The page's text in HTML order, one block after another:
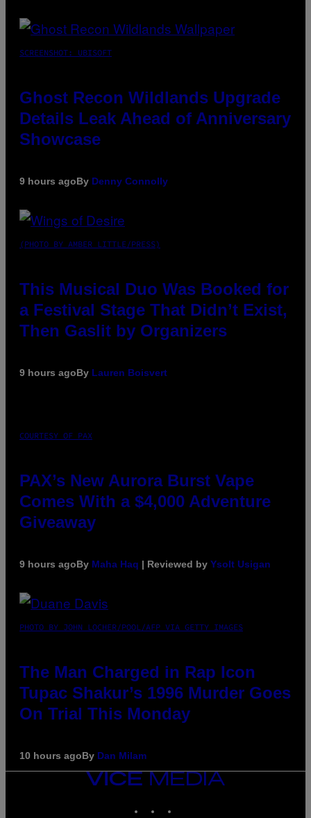
SCREENSHOT: UBISOFT
Ghost Recon Wildlands Upgrade
Details Leak Ahead of Anniversary
Showcase
9 hours agoBy Denny Connolly
(PHOTO BY AMBER LITTLE/PRESS)
This Musical Duo Was Booked for
a Festival Stage That Didn’t Exist,
Then Gaslit by Organizers
9 hours agoBy Lauren Boisvert
COURTESY OF PAX
PAX’s New Aurora Burst Vape
Comes With a $4,000 Adventure
Giveaway
9 hours agoBy Maha Haq | Reviewed by Ysolt Usigan
PHOTO BY JOHN LOCHER/POOL/AFP VIA GETTY IMAGES
The Man Charged in Rap Icon
Tupac Shakur’s 1996 Murder Goes
On Trial This Monday
10 hours agoBy Dan Milam
VICE
MEDIA